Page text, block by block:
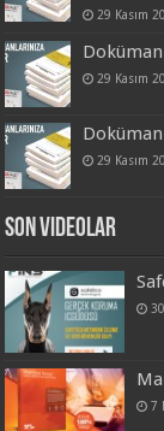
29 Kasım
29 Kasım
29 Kasım
Son Videolar
7